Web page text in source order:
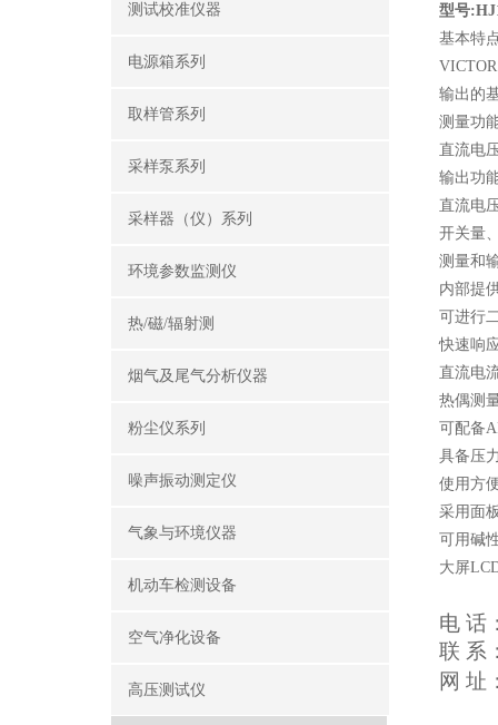
测试校准仪器
电源箱系列
取样管系列
采样泵系列
采样器（仪）系列
环境参数监测仪
热/磁/辐射测
烟气及尾气分析仪器
粉尘仪系列
噪声振动测定仪
气象与环境仪器
机动车检测设备
空气净化设备
高压测试仪
型号
基本特
输出的
测量功
直流电
输出功
直流电
开关量
测量和
内部提
可进行
快速响
直流电
热偶测
可配备
具备压
使用方
采用面
可用碱
大屏
电 话
联
网 址